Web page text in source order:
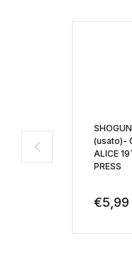
(usato)-
ALICE
PRESS
€5,99